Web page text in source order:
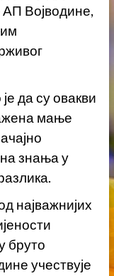
Војводине,
да су овакви
мање
знања у
најважнијих
бруто
учествује